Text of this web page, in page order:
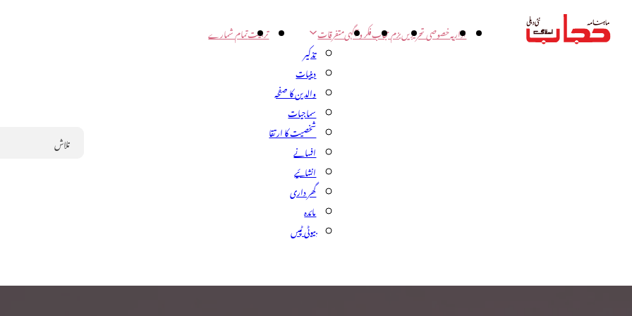
اداریہخصوصی تحریریںبزم حجابفکر و آگہیمتفرقات
تذکیر
دینیات
والدین کا صفحہ
سماجیات
شخصیت کا ارتقا
افسانے
انشائیے
گھر داری
مائدہ
بیوٹی ٹپس
تربیتتمام شمارے
Search